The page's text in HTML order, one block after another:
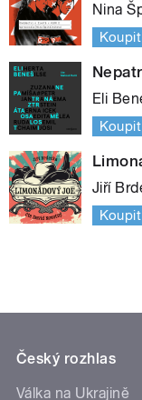
Nina
Koupit
Eli
Koupit
Jiří
Koupit
Český rozhlas
Válka na Ukrajině